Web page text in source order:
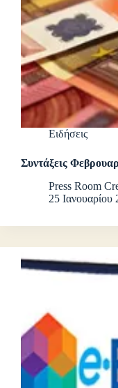
Ειδήσεις
Συντάξεις
Press Room
25 Ιανουαρίου